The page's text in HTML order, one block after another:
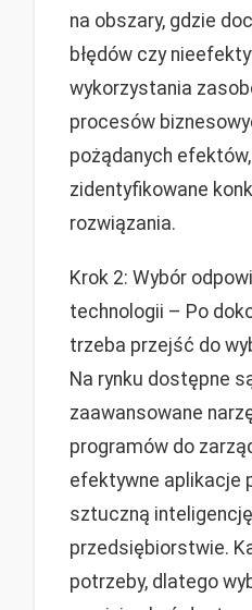
na obszary, gdzie
błędów czy
wykorzystania
procesów
pożądanych
zidentyfikowane
rozwiązania.
Krok 2: Wybór
technologii – Po
trzeba przejść do
Na rynku dostępne
zaawansowane
programów do
efektywne aplikacje
sztuczną
przedsiębiorstwie.
potrzeby, dlatego